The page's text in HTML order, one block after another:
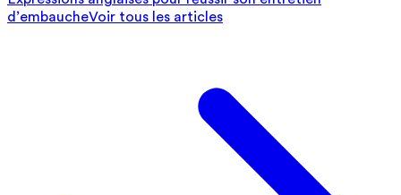
d’embaucheVoir tous les articles